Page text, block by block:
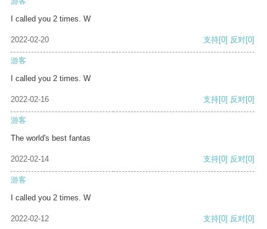
I called you 2 times. W
2022-02-20 支持[0] 反对[0]
游客
I called you 2 times. W
2022-02-16 支持[0] 反对[0]
游客
The world's best fantas
2022-02-14 支持[0] 反对[0]
游客
I called you 2 times. W
2022-02-12 支持[0] 反对[0]